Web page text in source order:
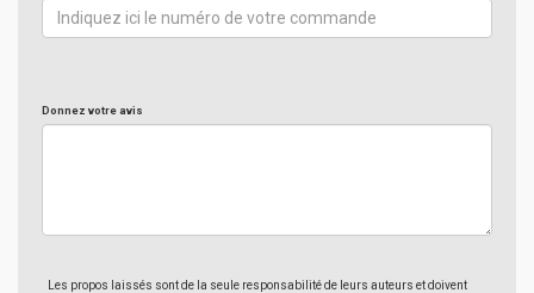
Donnez votre avis
Les propos laissés sont de la seule responsabilité de leurs auteurs et doivent